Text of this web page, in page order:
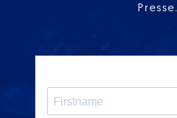
Presse.